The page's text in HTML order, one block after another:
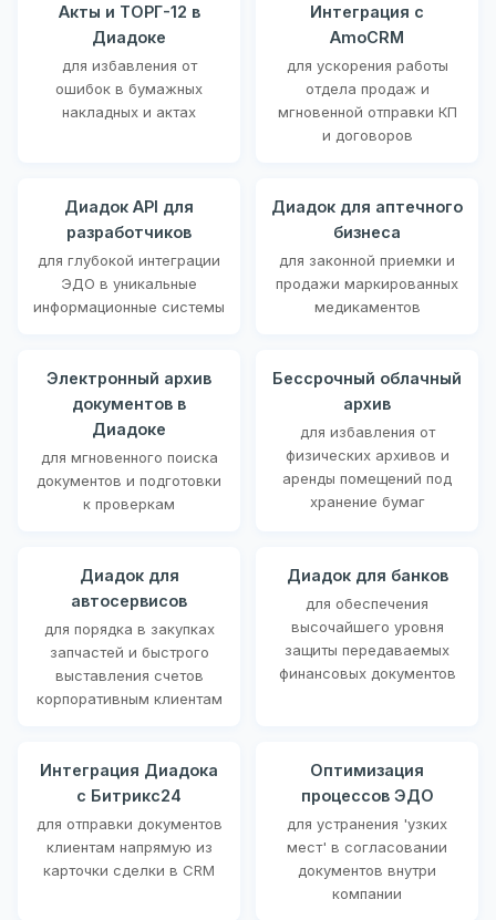
Акты и ТОРГ-12 в
Диадоке
для избавления от
ошибок в бумажных
накладных и актах
Интеграция с
AmoCRM
для ускорения работы
отдела продаж и
мгновенной отправки КП
и договоров
Диадок API для
разработчиков
для глубокой интеграции
ЭДО в уникальные
информационные системы
Диадок для аптечного
бизнеса
для законной приемки и
продажи маркированных
медикаментов
Электронный архив
документов в
Диадоке
для мгновенного поиска
документов и подготовки
к проверкам
Бессрочный облачный
архив
для избавления от
физических архивов и
аренды помещений под
хранение бумаг
Диадок для
автосервисов
для порядка в закупках
запчастей и быстрого
выставления счетов
корпоративным клиентам
Диадок для банков
для обеспечения
высочайшего уровня
защиты передаваемых
финансовых документов
Интеграция Диадока
с Битрикс24
для отправки документов
клиентам напрямую из
карточки сделки в CRM
Оптимизация
процессов ЭДО
для устранения 'узких
мест' в согласовании
документов внутри
компании